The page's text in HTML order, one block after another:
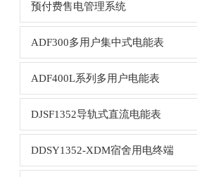
预付费售电管理系统
ADF300多用户集中式电能表
ADF400L系列多用户电能表
DJSF1352导轨式直流电能表
DDSY1352-XDM宿舍用电终端